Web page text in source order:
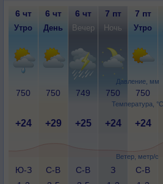
Давление, мм
Температура, °C
Ветер, метр/с
6 чт 6 чт 6 чт 7 пт 7 пт
Утро День Вечер Ночь Утро
750 750 749 750 750
+24 +29 +25 +24 +24
Ю-З
С-В
С-В
З
С-В